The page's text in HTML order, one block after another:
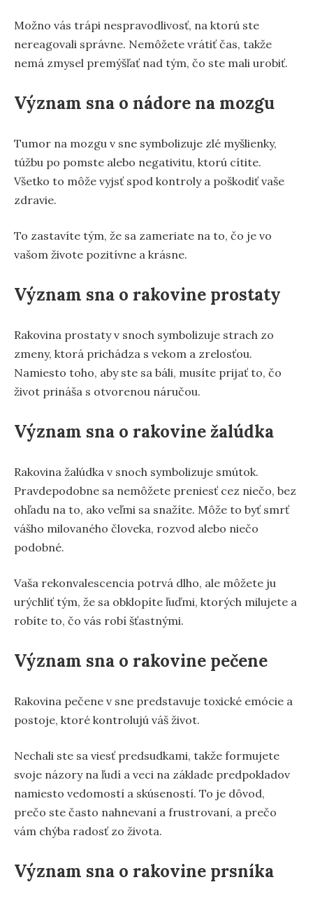
Možno vás trápi nespravodlivosť, na ktorú ste
nereagovali správne. Nemôžete vrátiť čas, takže
nemá zmysel premýšľať nad tým, čo ste mali urobiť.
Význam sna o nádore na mozgu
Tumor na mozgu v sne symbolizuje zlé myšlienky,
túžbu po pomste alebo negativitu, ktorú cítite.
Všetko to môže vyjsť spod kontroly a poškodiť vaše
zdravie.
To zastavíte tým, že sa zameriate na to, čo je vo
vašom živote pozitívne a krásne.
Význam sna o rakovine prostaty
Rakovina prostaty v snoch symbolizuje strach zo
zmeny, ktorá prichádza s vekom a zrelosťou.
Namiesto toho, aby ste sa báli, musíte prijať to, čo
život prináša s otvorenou náručou.
Význam sna o rakovine žalúdka
Rakovina žalúdka v snoch symbolizuje smútok.
Pravdepodobne sa nemôžete preniesť cez niečo, bez
ohľadu na to, ako veľmi sa snažíte. Môže to byť smrť
vášho milovaného človeka, rozvod alebo niečo
podobné.
Vaša rekonvalescencia potrvá dlho, ale môžete ju
urýchliť tým, že sa obklopíte ľuďmi, ktorých milujete a
robíte to, čo vás robí šťastnými.
Význam sna o rakovine pečene
Rakovina pečene v sne predstavuje toxické emócie a
postoje, ktoré kontrolujú váš život.
Nechali ste sa viesť predsudkami, takže formujete
svoje názory na ľudí a veci na základe predpokladov
namiesto vedomostí a skúseností. To je dôvod,
prečo ste často nahnevaní a frustrovaní, a prečo
vám chýba radosť zo života.
Význam sna o rakovine prsníka